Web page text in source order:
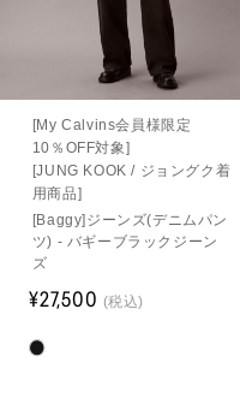
[My Calvins会員様限定
10％OFF対象]
[JUNG KOOK / ジョングク着
用商品]
[Baggy]ジーンズ(デニムパン
ツ) - バギーブラックジーン
ズ
¥27,500 (税込)